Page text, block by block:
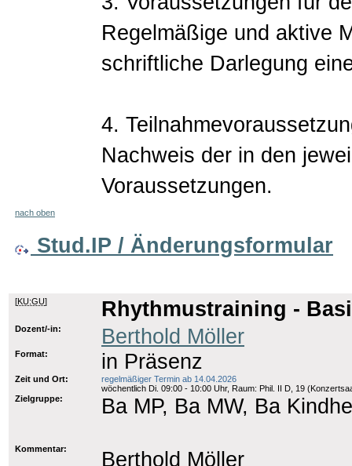
Regelmäßige und aktive
schriftliche Darlegung
4.
Nachweis der in den
Voraussetzungen.
nach oben
Stud.IP / Änderungsformular
[KU:GU] Rhythmustraining -
Dozent/-in: Berthold Möller
Format: in Präsenz
Zeit und Ort:
regelmäßiger Termin ab 14.04.2026
wöchentlich Di. 09:00 - 10:00 Uhr, Raum: Phil. II D, 19
Zielgruppe:
Ba MP, Ba MW, Ba
Kommentar: Berthold Möller